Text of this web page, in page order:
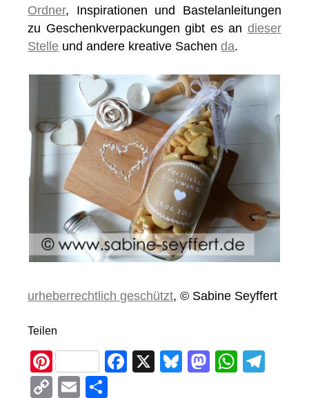
Ordner, Inspirationen und Bastelanleitungen
zu Geschenkverpackungen gibt es an dieser
Stelle und andere kreative Sachenda.
urheberrechtlich geschützt, © Sabine Seyffert
Teilen
Pi
nt
F
X
Bl
M
W
C
E